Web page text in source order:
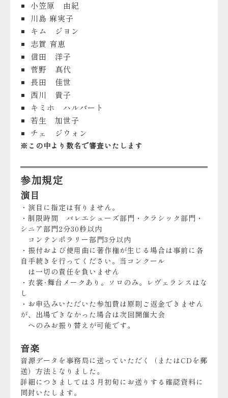
小笠原 由紀
川島 麻実子
キム ジヨン
志賀 育恵
信田 洋子
菅野 真代
長田 佳世
西川 貴子
キミホ ハルバート
若生 加世子
チェ ジウォン
※この中より数名で審査いたします
参加規定
演目
・演目に指定は有りません。
・制限時間 バレエシューズ部門・クラシック部門・
シニア部門2分30秒以内
コンテンポラリー部門3分以内
・振付および使用曲に著作権が生じる場合は事前に各
自手続きを行ってください。当コンクール
は一切の責任を負いません
・衣裳･舞台メークあり。ソロのみ。レヴェランスはな
し
・お申込みいただいた参加費は原則ご返金できません
が、出場できなかった場合は次回開催大会
へのみお振り替えが可能です。
音楽
音源データを事務局に送っていただく（またはCDを郵
送）方法となりました。
詳細につきましては３月初旬にお送りする確認資料に
同封いたします。